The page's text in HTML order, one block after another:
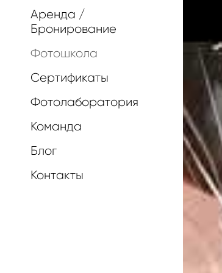
Аренда /
Бронирование
Фотошкола
Сертификаты
Фотолаборатория
Команда
Блог
Контакты